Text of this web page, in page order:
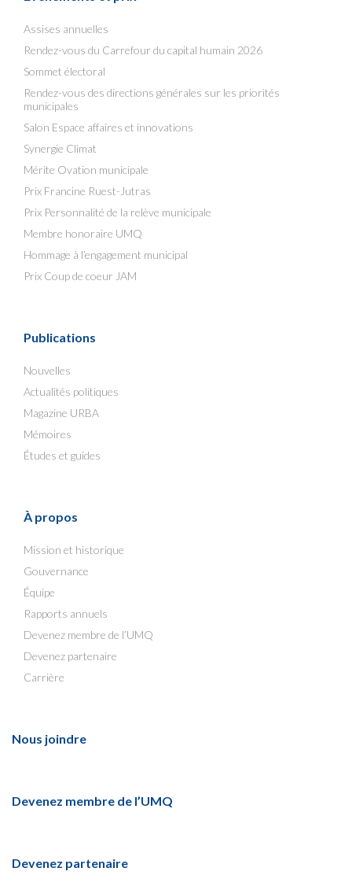
Assises annuelles
Rendez-vous du Carrefour du capital humain 2026
Sommet électoral
Rendez-vous des directions générales sur les priorités
municipales
Salon Espace affaires et innovations
Synergie Climat
Mérite Ovation municipale
Prix Francine Ruest-Jutras
Prix Personnalité de la relève municipale
Membre honoraire UMQ
Hommage à l’engagement municipal
Prix Coup de coeur JAM
Publications
Nouvelles
Actualités politiques
Magazine URBA
Mémoires
Études et guides
À propos
Mission et historique
Gouvernance
Équipe
Rapports annuels
Devenez membre de l’UMQ
Devenez partenaire
Carrière
Nous joindre
Devenez membre de l’UMQ
Devenez partenaire